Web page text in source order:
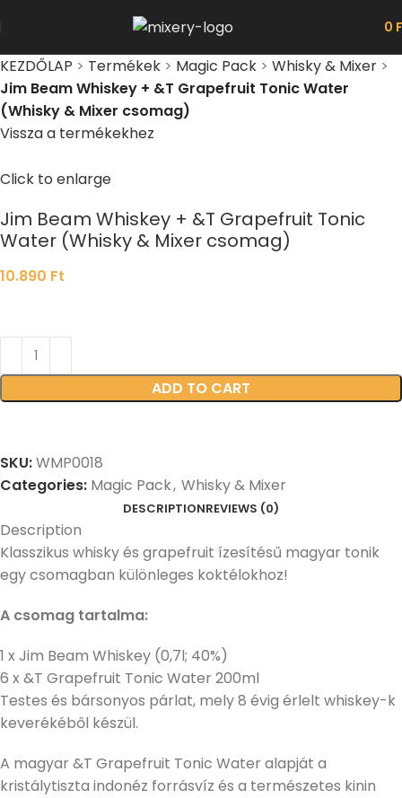
0
KEZDŐLAP > Termékek > Magic Pack > Whisky & Mixer >
Jim Beam Whiskey + &T Grapefruit Tonic Water
(Whisky & Mixer csomag)
Vissza a termékekhez
Click to enlarge
Jim Beam Whiskey + &T Grapefruit Tonic
Water (Whisky & Mixer csomag)
10.890 Ft
ADD TO CART
SKU:WMP0018
Categories: Magic Pack, Whisky & Mixer
DESCRIPTIONREVIEWS (0)
Description
Klasszikus whisky és grapefruit ízesítésű magyar tonik
egy csomagban különleges koktélokhoz!
A csomag tartalma:
1 x Jim Beam Whiskey (0,7l; 40%)
6 x &T Grapefruit Tonic Water 200ml
Testes és bársonyos párlat, mely 8 évig érlelt whiskey-k
keverékéből készül.
A magyar &T Grapefruit Tonic Water alapját a
kristálytiszta indonéz forrásvíz és a természetes kinin